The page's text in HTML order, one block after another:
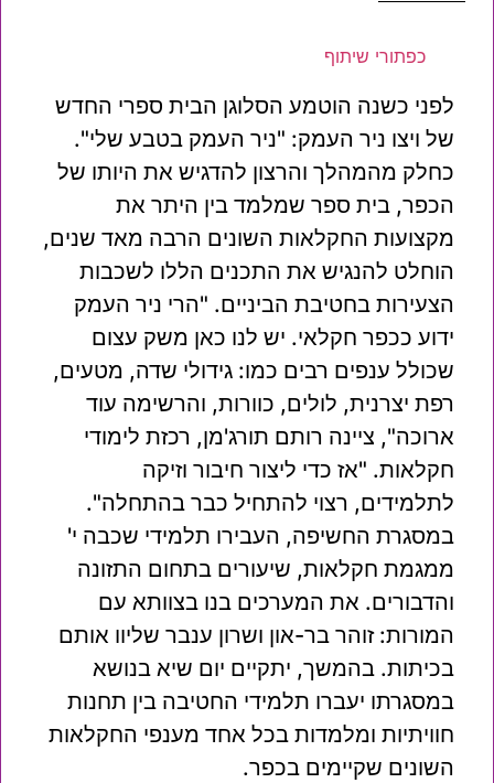
כפתורי שיתוף
לפני כשנה הוטמע הסלוגן הבית ספרי החדש
של ויצו ניר העמק: "ניר העמק בטבע שלי".
כחלק מהמהלך והרצון להדגיש את היותו של
הכפר, בית ספר שמלמד בין היתר את
מקצועות החקלאות השונים הרבה מאד שנים,
הוחלט להנגיש את התכנים הללו לשכבות
הצעירות בחטיבת הביניים. "הרי ניר העמק
ידוע ככפר חקלאי. יש לנו כאן משק עצום
שכולל ענפים רבים כמו: גידולי שדה, מטעים,
רפת יצרנית, לולים, כוורות, והרשימה עוד
ארוכה", ציינה רותם תורג'מן, רכזת לימודי
חקלאות. "אז כדי ליצור חיבור וזיקה
לתלמידים, רצוי להתחיל כבר בהתחלה".
במסגרת החשיפה, העבירו תלמידי שכבה י'
ממגמת חקלאות, שיעורים בתחום התזונה
והדבורים. את המערכים בנו בצוותא עם
המורות: זוהר בר-און ושרון ענבר שליוו אותם
בכיתות. בהמשך, יתקיים יום שיא בנושא
במסגרתו יעברו תלמידי החטיבה בין תחנות
חוויתיות ומלמדות בכל אחד מענפי החקלאות
השונים שקיימים בכפר.